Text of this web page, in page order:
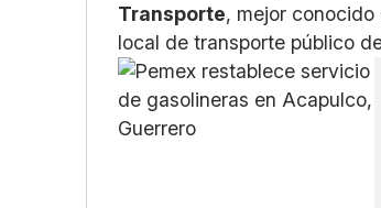
Transporte, mejor
local de transporte público